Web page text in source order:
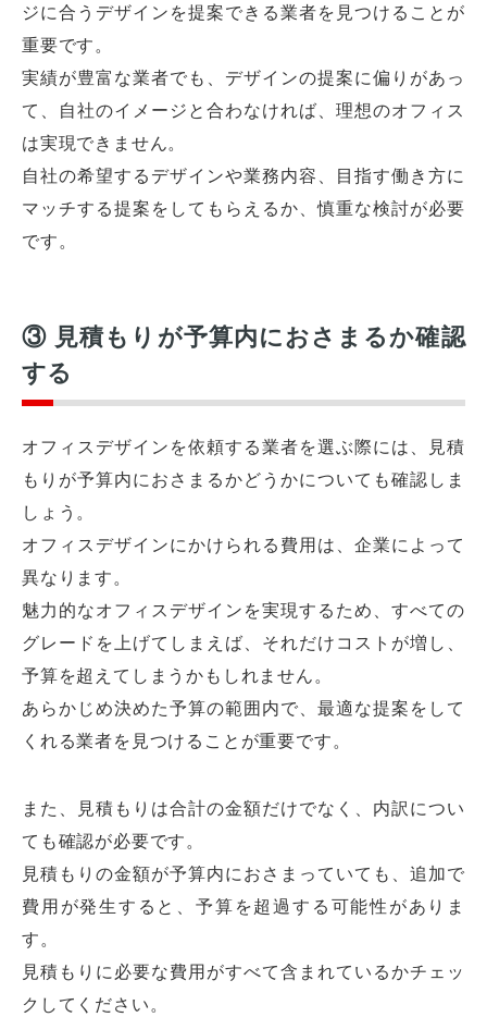
ジに合うデザインを提案できる業者を見つけることが
重要です。
実績が豊富な業者でも、デザインの提案に偏りがあっ
て、自社のイメージと合わなければ、理想のオフィス
は実現できません。
自社の希望するデザインや業務内容、目指す働き方に
マッチする提案をしてもらえるか、慎重な検討が必要
です。
③ 見積もりが予算内におさまるか確認
する
オフィスデザインを依頼する業者を選ぶ際には、見積
もりが予算内におさまるかどうかについても確認しま
しょう。
オフィスデザインにかけられる費用は、企業によって
異なります。
魅力的なオフィスデザインを実現するため、すべての
グレードを上げてしまえば、それだけコストが増し、
予算を超えてしまうかもしれません。
あらかじめ決めた予算の範囲内で、最適な提案をして
くれる業者を見つけることが重要です。
また、見積もりは合計の金額だけでなく、内訳につい
ても確認が必要です。
見積もりの金額が予算内におさまっていても、追加で
費用が発生すると、予算を超過する可能性がありま
す。
見積もりに必要な費用がすべて含まれているかチェッ
クしてください。